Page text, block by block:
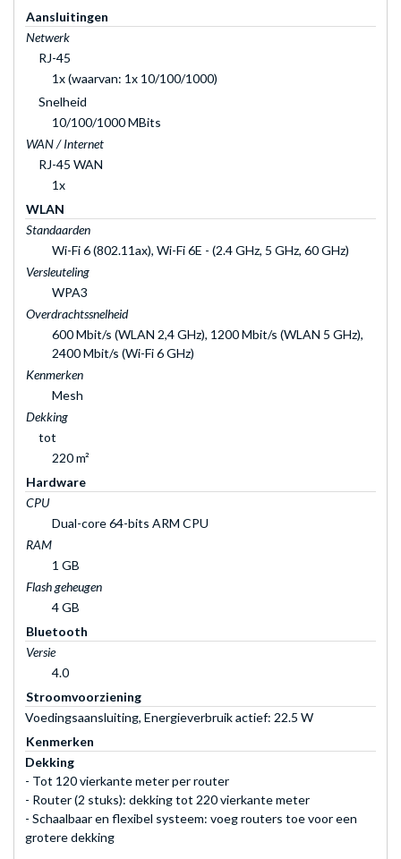
Aansluitingen
Netwerk
RJ-45
1x (waarvan: 1x 10/100/1000)
Snelheid
10/100/1000 MBits
WAN / Internet
RJ-45 WAN
1x
WLAN
Standaarden
Wi-Fi 6 (802.11ax), Wi-Fi 6E - (2.4 GHz, 5 GHz, 60 GHz)
Versleuteling
WPA3
Overdrachtssnelheid
600 Mbit/s (WLAN 2,4 GHz), 1200 Mbit/s (WLAN 5 GHz),
2400 Mbit/s (Wi-Fi 6 GHz)
Kenmerken
Mesh
Dekking
tot
220 m²
Hardware
CPU
Dual-core 64-bits ARM CPU
RAM
1 GB
Flash geheugen
4 GB
Bluetooth
Versie
4.0
Stroomvoorziening
Voedingsaansluiting, Energieverbruik actief: 22.5 W
Kenmerken
Dekking
- Tot 120 vierkante meter per router
- Router (2 stuks): dekking tot 220 vierkante meter
- Schaalbaar en flexibel systeem: voeg routers toe voor een
grotere dekking